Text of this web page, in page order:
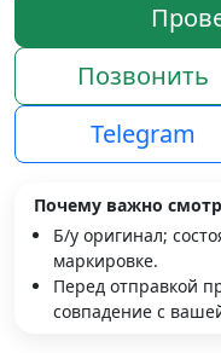
Позвонить
Telegram
Почему важно
Б/у оригинал;
маркировке.
Перед отправкой
совпадение с